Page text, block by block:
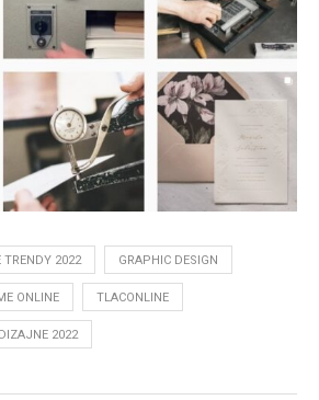
TRENDY 2022 GRAPHIC DESIGN
ONLINE TLACONLINE
2022